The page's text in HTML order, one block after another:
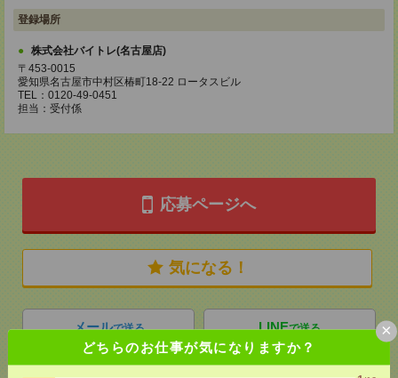
どちらのお仕事が気になりますか？
×
登録場所
株式会社バイトレ(名古屋店)
〒453-0015
愛知県名古屋市中村区椿町18-22 ロータスビル
TEL：0120-49-0451
担当：受付係
応募ページへ
気になる！
メールで送る LINEで送る